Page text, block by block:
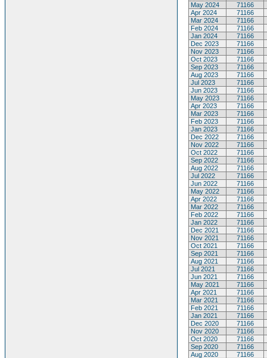
May 2024
71166
Apr 2024
71166
Mar 2024
71166
Feb 2024
71166
Jan 2024
71166
Dec 2023
71166
Nov 2023
71166
Oct 2023
71166
Sep 2023
71166
Aug 2023
71166
Jul 2023
71166
Jun 2023
71166
May 2023
71166
Apr 2023
71166
Mar 2023
71166
Feb 2023
71166
Jan 2023
71166
Dec 2022
71166
Nov 2022
71166
Oct 2022
71166
Sep 2022
71166
Aug 2022
71166
Jul 2022
71166
Jun 2022
71166
May 2022
71166
Apr 2022
71166
Mar 2022
71166
Feb 2022
71166
Jan 2022
71166
Dec 2021
71166
Nov 2021
71166
Oct 2021
71166
Sep 2021
71166
Aug 2021
71166
Jul 2021
71166
Jun 2021
71166
May 2021
71166
Apr 2021
71166
Mar 2021
71166
Feb 2021
71166
Jan 2021
71166
Dec 2020
71166
Nov 2020
71166
Oct 2020
71166
Sep 2020
71166
Aug 2020
71166